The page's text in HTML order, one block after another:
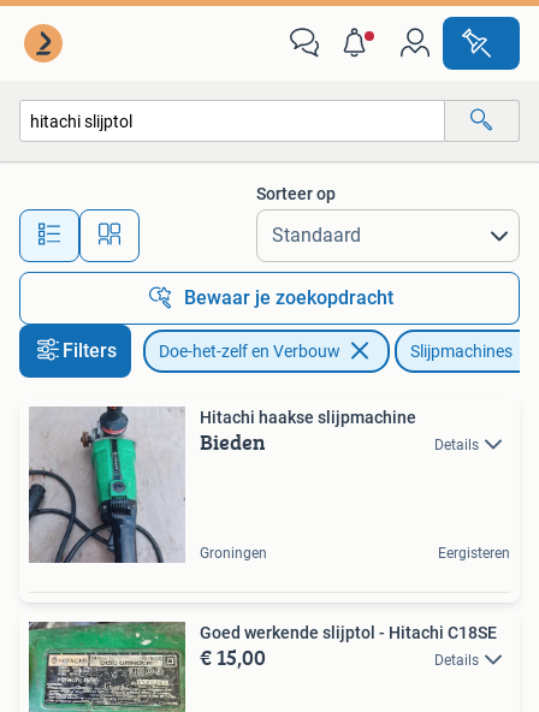
Alle afstanden…
Sorteer op
Bewaar je zoekopdracht
Filters Doe-het-zelf en Verbouw Slijpmachines
Hitachi haakse slijpmachine
Bieden Details
Groningen Eergisteren
Goed werkende slijptol - Hitachi C18SE
€ 15,00 Details